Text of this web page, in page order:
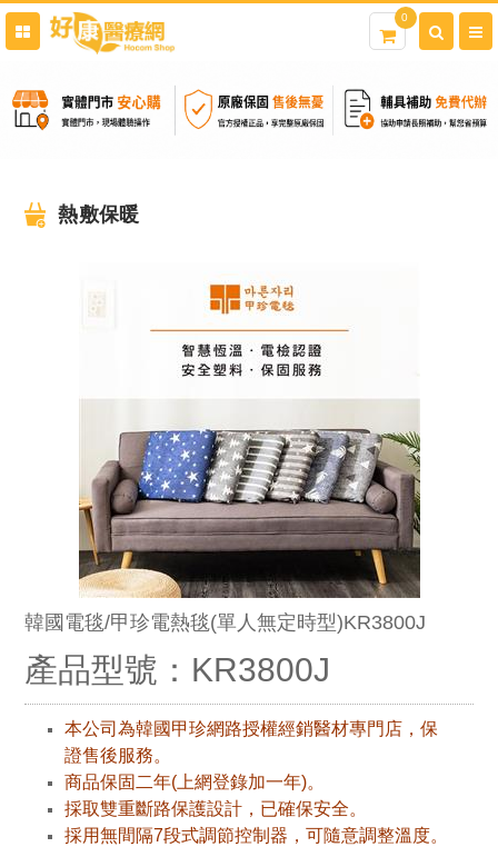
0
熱敷保暖
韓國電毯/甲珍電熱毯(單人無定時型)KR3800J
產品型號：KR3800J
本公司為韓國甲珍網路授權經銷醫材專門店，保
證售後服務。
商品保固二年(上網登錄加一年)。
採取雙重斷路保護設計，已確保安全。
採用無間隔7段式調節控制器，可隨意調整溫度。